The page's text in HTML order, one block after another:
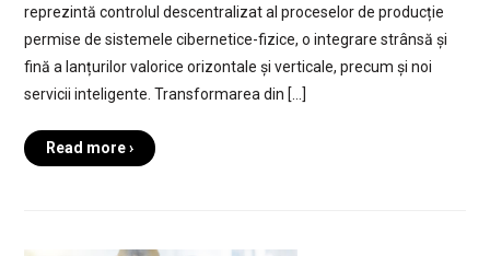
reprezintă controlul descentralizat al proceselor de producție
permise de sistemele cibernetice-fizice, o integrare strânsă și
fină a lanțurilor valorice orizontale și verticale, precum și noi
servicii inteligente. Transformarea din […]
Read more ›